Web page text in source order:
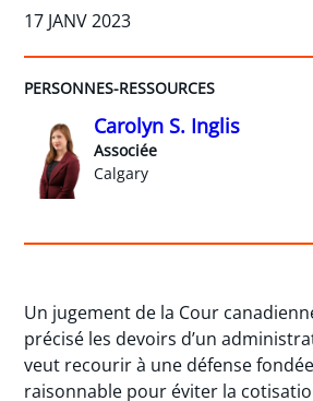
17 JANV 2023
PERSONNES-RESSOURCES
Carolyn S. Inglis
Associée
Calgary
Un jugement de la Cour
précisé les devoirs d’un
veut recourir à une défense
raisonnable pour éviter la